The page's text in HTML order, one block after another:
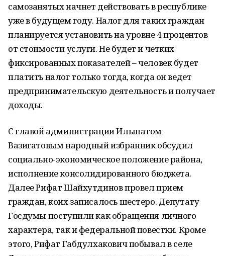
самозанятых начнет действовать в республике
уже в будущем году. Налог для таких граждан
планируется установить на уровне 4 процентов
от стоимости услуги. Не будет и четких
фиксированных показателей – человек будет
платить налог только тогда, когда он ведет
предпринимательскую деятельность и получает
доходы.
С главой администрации Ильшатом
Вазигатовым народный избранник обсудил
социально-экономическое положение района,
исполнение консолидированного бюджета.
Далее Рифат Шайхутдинов провел прием
граждан, коих записалось шестеро. Депутату
Госдумы поступили как обращения личного
характера, так и федеральной повестки. Кроме
этого, Рифат Габдулхакович побывал в селе